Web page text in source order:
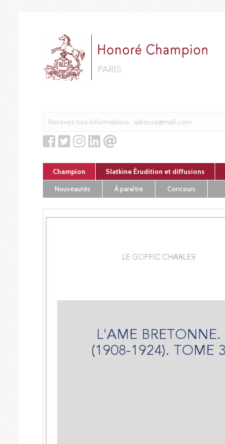
Champion Slatkine Érudition et diffusions
Nouveautés
À paraître Concours